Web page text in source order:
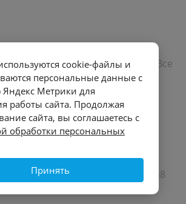
«Электронное интернет-
Санкт-Петербурга». Все
- о его людях, жизни,
новостях.
материалов, прямая ссылка на
Возрастное ограничение 12+.
ЭЛ № ФС 77 - 72748
cookie-файлы и
персональные данные с
Метрики для
работы сайта. Продолжая
сайта, вы соглашаетесь с
обработки персональных
Принять